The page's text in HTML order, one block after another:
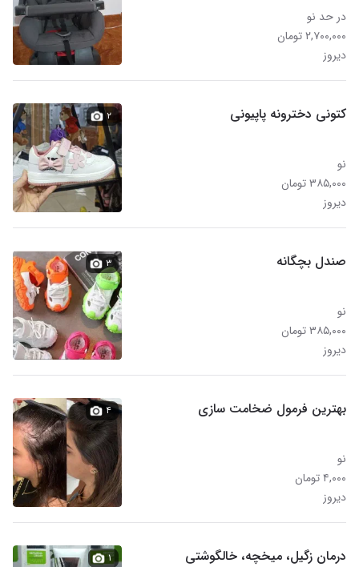
در حد نو
۲,۷۰۰,۰۰۰ تومان
دیروز
کتونی دخترونه پاپیونی
نو
۳۸۵,۰۰۰ تومان
دیروز
۲
صندل بچگانه
نو
۳۸۵,۰۰۰ تومان
دیروز
۳
بهترین فرمول ضخامت سازی
نو
۴,۰۰۰ تومان
دیروز
۴
درمان زگیل، میخچه، خالگوشتی ۱